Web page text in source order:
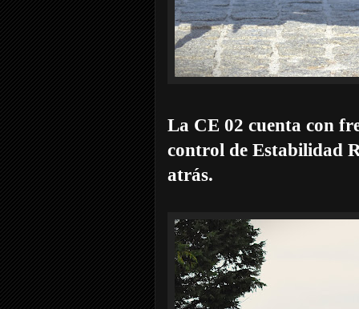
La CE 02 cuenta con
control de Estabilidad
atrás.